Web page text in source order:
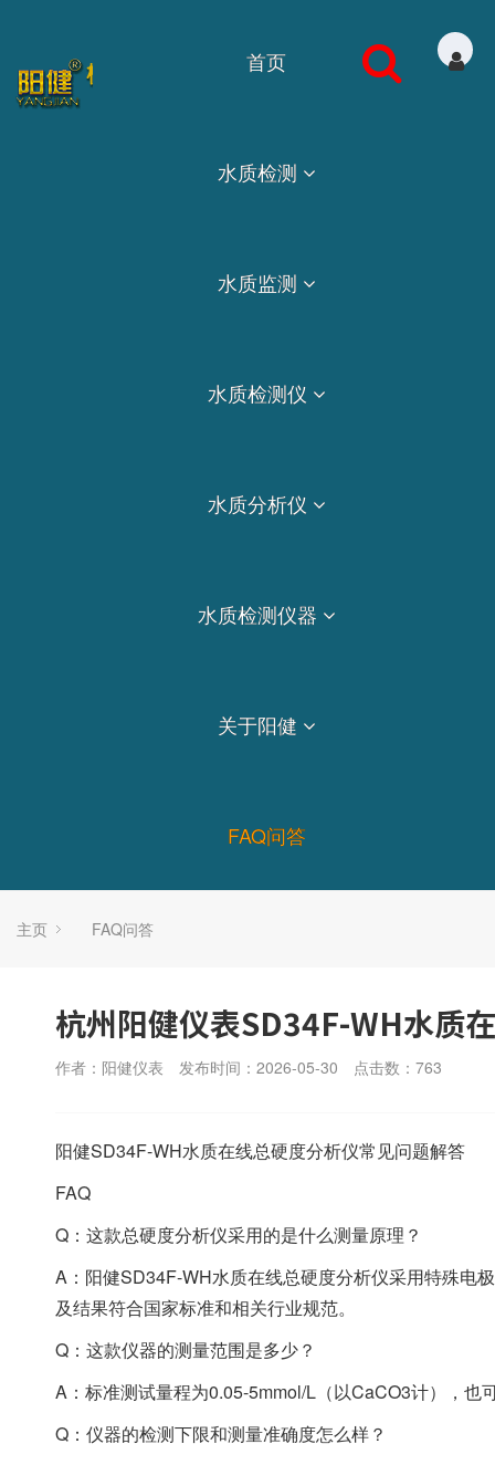
首页
水质检测
水质监测
水质检测仪
水质分析仪
水质检测仪器
关于阳健
FAQ问答
主页 FAQ问答
杭州阳健仪表SD34F-WH水质
作者：阳健仪表 发布时间：2026-05-30 点击数： 763
阳健SD34F-WH水质在线总硬度分析仪常见问题解答
FAQ
Q：这款总硬度分析仪采用的是什么测量原理？
A：阳健SD34F-WH水质在线总硬度分析仪采用特殊电
及结果符合国家标准和相关行业规范。
Q：这款仪器的测量范围是多少？
A：标准测试量程为0.05-5mmol/L（以CaCO3计），也
Q：仪器的检测下限和测量准确度怎么样？